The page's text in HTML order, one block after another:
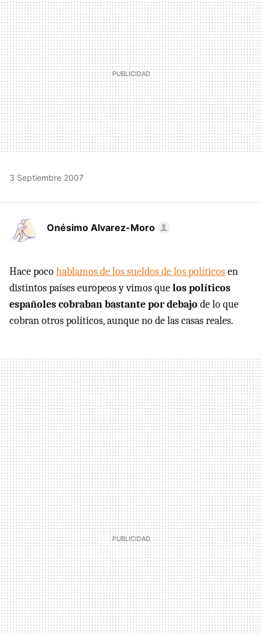
MAIL
3 Septiembre 2007
Onésimo Alvarez-Moro
Hace pocohablamos de los sueldos de los políticosen
distintos países europeos y vimos quelos políticos
españoles cobraban bastante por debajo de lo que
cobran otros políticos, aunque no de las casas reales.